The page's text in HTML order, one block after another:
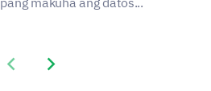
Previous slide
Next slide